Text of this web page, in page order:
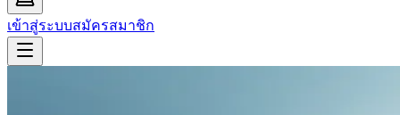
เข้าสู่ระบบสมัครสมาชิก